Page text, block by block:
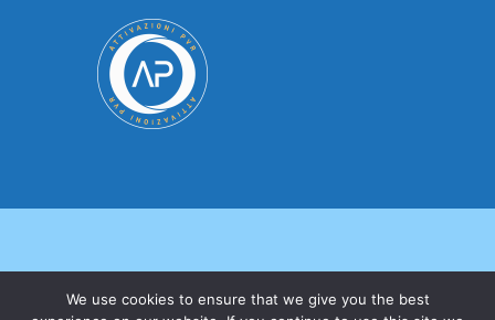
We use cookies to ensure that we give you the best